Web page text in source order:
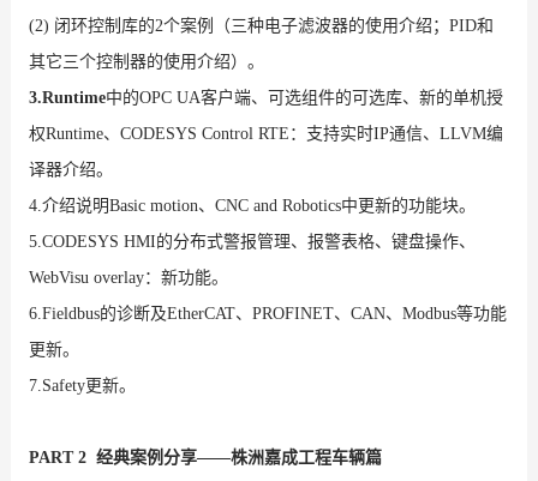
(2) 闭环控制库的2个案例（三种电子滤波器的使用介绍；PID和
其它三个控制器的使用介绍）。
3.Runtime中的OPC UA客户端、可选组件的可选库、新的单机授
权Runtime、CODESYS Control RTE：支持实时IP通信、LLVM编
译器介绍。
4.介绍说明Basic motion、CNC and Robotics中更新的功能块。
5.CODESYS HMI的分布式警报管理、报警表格、键盘操作、
WebVisu overlay：新功能。
6.Fieldbus的诊断及EtherCAT、PROFINET、CAN、Modbus等功能
更新。
7.Safety更新。
PART 2 经典案例分享——株洲嘉成工程车辆篇